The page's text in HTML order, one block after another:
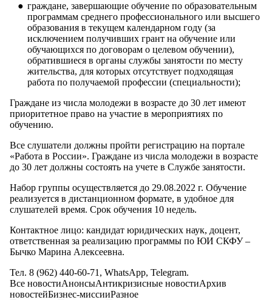
граждане, завершающие обучение по образовательным
программам среднего профессионального или высшего
образования в текущем календарном году (за
исключением получивших грант на обучение или
обучающихся по договорам о целевом обучении),
обратившиеся в органы службы занятости по месту
жительства, для которых отсутствует подходящая
работа по получаемой профессии (специальности);
Граждане из числа молодежи в возрасте до 30 лет имеют
приоритетное право на участие в мероприятиях по
обучению.
Все слушатели должны пройти регистрацию на портале
«Работа в России». Граждане из числа молодежи в возрасте
до 30 лет должны состоять на учете в Службе занятости.
Набор группы осуществляется до 29.08.2022 г. Обучение
реализуется в дистанционном формате, в удобное для
слушателей время. Срок обучения 10 недель.
Контактное лицо: кандидат юридических наук, доцент,
ответственная за реализацию программы по ЮИ СКФУ –
Бычко Марина Алексеевна.
Тел. 8 (962) 440-60-71, WhatsApp, Telegram.
Все новостиАнонсыАнтикризисные новостиАрхив
новостейБизнес-миссииРазное